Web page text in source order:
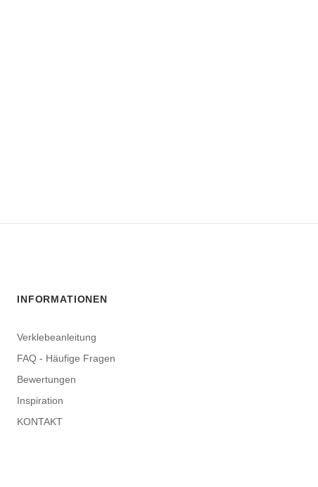
INFORMATIONEN
Verklebeanleitung
FAQ - Häufige Fragen
Bewertungen
Inspiration
KONTAKT